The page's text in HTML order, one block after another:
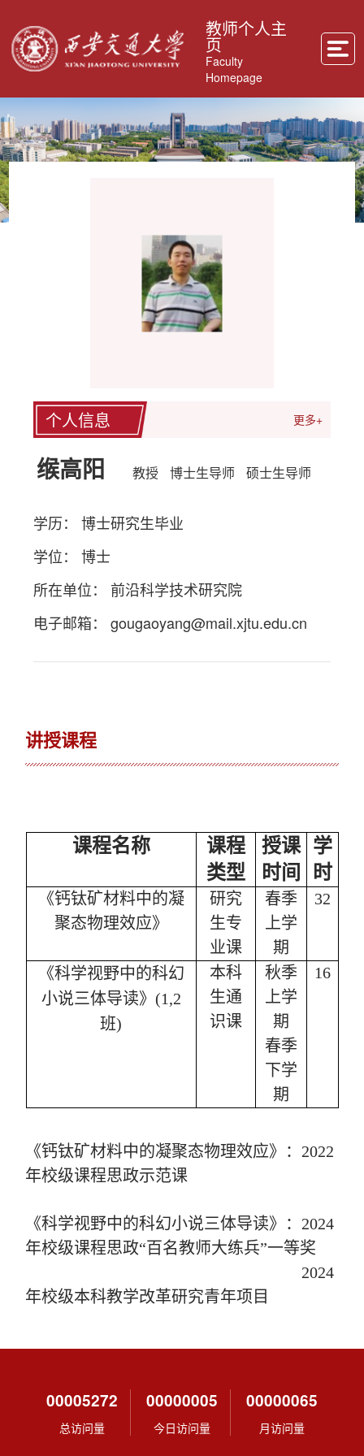
教师个人主
页
Faculty
Homepage
个人信息 更多+
缑高阳 教授 博士生导师 硕士生导师
学历： 博士研究生毕业
学位： 博士
所在单位： 前沿科学技术研究院
电子邮箱：gougaoyang@mail.xjtu.edu.cn
讲授课程
课程名称
课程
类型
授课
时间
学
时
《钙钛矿材料中的凝
聚态物理效应》
研究
生专
业课
春季
上学
期
32
《科学视野中的科幻
小说三体导读》 (1,2
班)
本科
生通
识课
秋季
上学
期
春季
下学
期
16
《钙钛矿材料中的凝聚态物理效应》： 2022
年校级课程思政示范课
《科学视野中的科幻小说三体导读》： 2024
年校级课程思政“百名教师大练兵”一等奖
2024
年校级本科教学改革研究青年项目
00005272
总访问量
00000005
今日访问量
00000065
月访问量